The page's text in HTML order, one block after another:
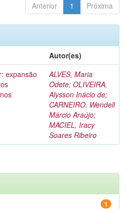
Anterior 1 Próxima
Autor(es)
expansão
ALVES, Maria
Odete; OLIVEIRA,
Alysson Inácio de;
CARNEIRO, Wendell
Márcio Araújo;
MACIEL, Iracy
Soares Ribeiro
1